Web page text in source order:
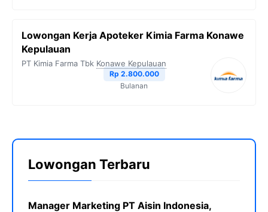
Lowongan Kerja Apoteker Kimia Farma Konawe
Kepulauan
PT Kimia Farma Tbk Konawe Kepulauan
Rp 2.800.000
Bulanan
Lowongan Terbaru
Manager Marketing PT Aisin Indonesia,